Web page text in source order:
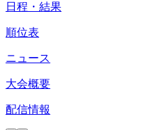
日程・結果
順位表
ニュース
大会概要
配信情報